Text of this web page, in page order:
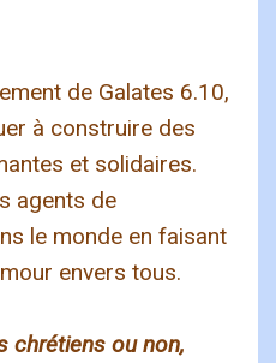
de Galates 6.10,
à construire des
et solidaires.
agents de
le monde en faisant
envers tous.
chrétiens ou non,